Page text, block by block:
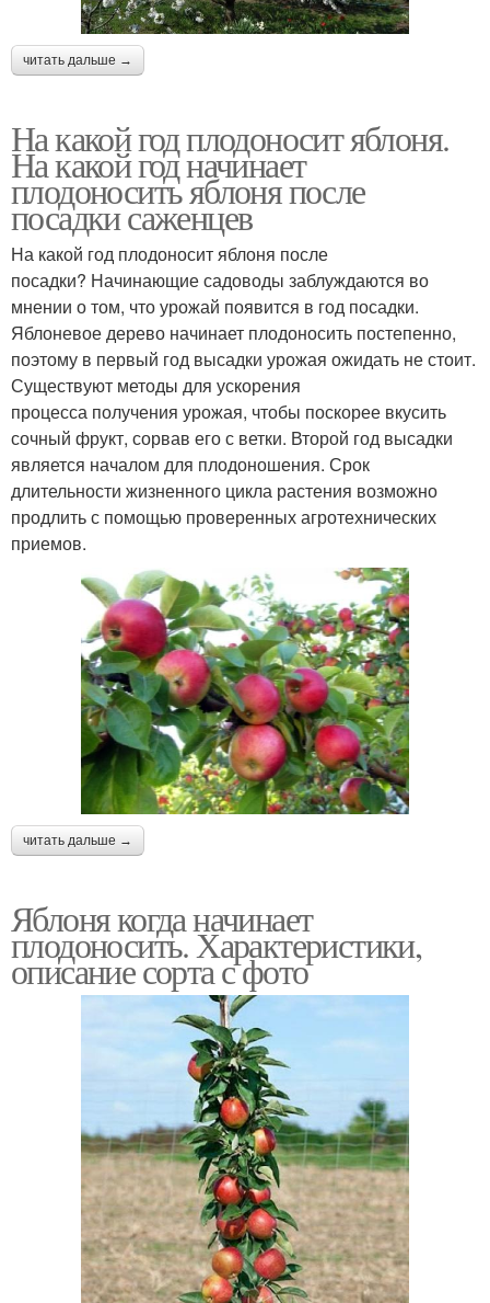
читать дальше →
На какой год плодоносит яблоня.
На какой год начинает
плодоносить яблоня после
посадки саженцев
На какой год плодоносит яблоня после
посадки? Начинающие садоводы заблуждаются во
мнении о том, что урожай появится в год посадки.
Яблоневое дерево начинает плодоносить постепенно,
поэтому в первый год высадки урожая ожидать не стоит.
Существуют методы для ускорения
процесса получения урожая, чтобы поскорее вкусить
сочный фрукт, сорвав его с ветки. Второй год высадки
является началом для плодоношения. Срок
длительности жизненного цикла растения возможно
продлить с помощью проверенных агротехнических
приемов.
читать дальше →
Яблоня когда начинает
плодоносить. Характеристики,
описание сорта с фото